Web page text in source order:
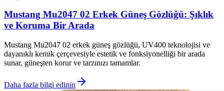
Mustang Mu2047 02 Erkek Güneş Gözlüğü: Şıklık
ve Koruma Bir Arada
Mustang Mu2047 02 erkek güneş gözlüğü, UV400 teknolojisi ve
dayanıklı kemik çerçevesiyle estetik ve fonksiyonelliği bir arada
sunar, güneşten korur ve tarzınızı tamamlar.
Daha fazla bilgi edinin